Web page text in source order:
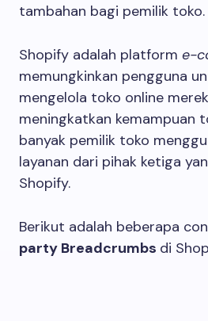
tambahan bagi pemilik toko.
Shopify adalah platform e-
memungkinkan pengguna
mengelola toko online
meningkatkan kemampuan
banyak pemilik toko
layanan dari pihak ketiga
Shopify.
Berikut adalah beberapa
party Breadcrumbs di